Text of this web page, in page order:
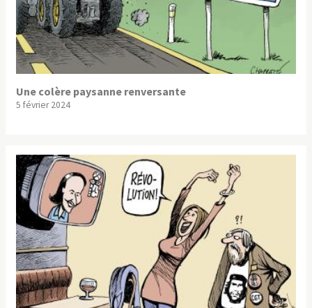
Une colère paysanne renversante
5 février 2024